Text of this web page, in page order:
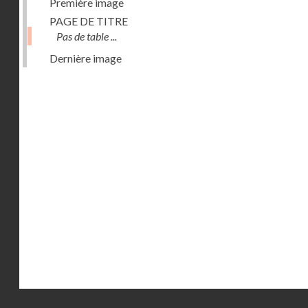
PAGE DE TITRE
Pas de table ...
Dernière image